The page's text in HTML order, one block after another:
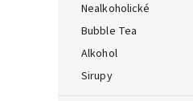
Nealkoholické
Bubble Tea
Alkohol
Sirupy